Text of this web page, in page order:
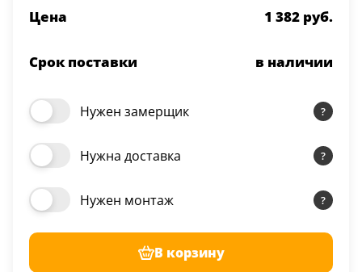
Цена 1 382 руб.
Срок поставки в наличии
Нужен замерщик
Нужна доставка
Нужен монтаж
В корзину